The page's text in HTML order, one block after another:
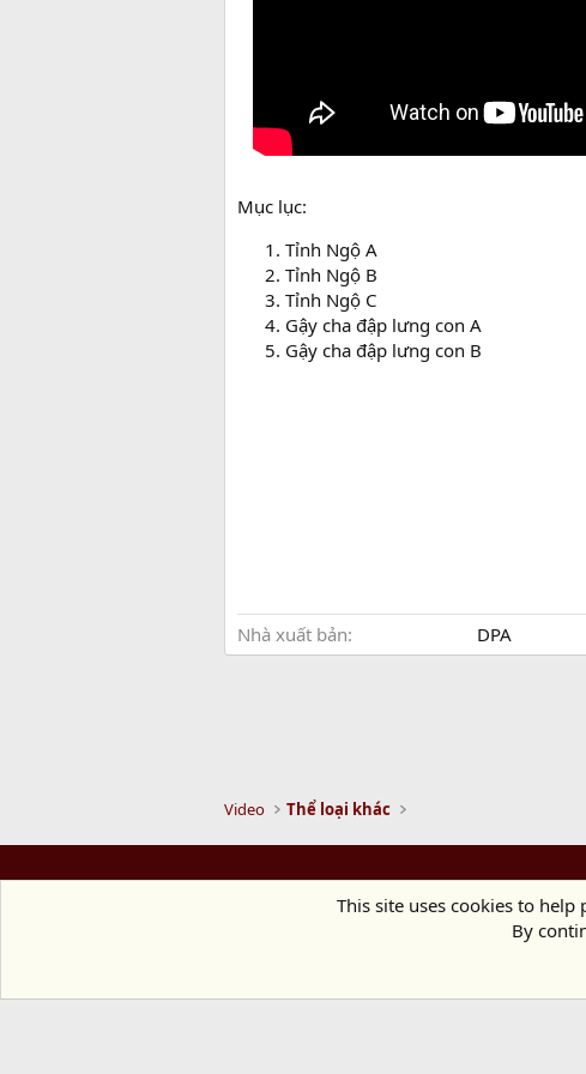
Mục lục:
Tỉnh Ngộ A
Tỉnh Ngộ B
Tỉnh Ngộ C
Gậy cha đập lưng con A
Gậy cha đập lưng con B
Nhà xuất bản DPA
Video Thể loại khác
This site uses cookies to
By